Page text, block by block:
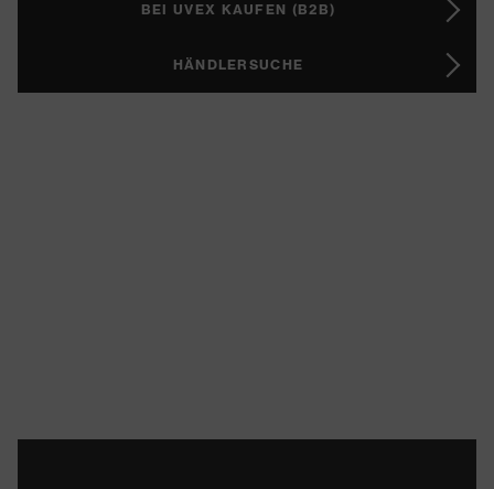
BEI UVEX KAUFEN (B2B)
HÄNDLERSUCHE